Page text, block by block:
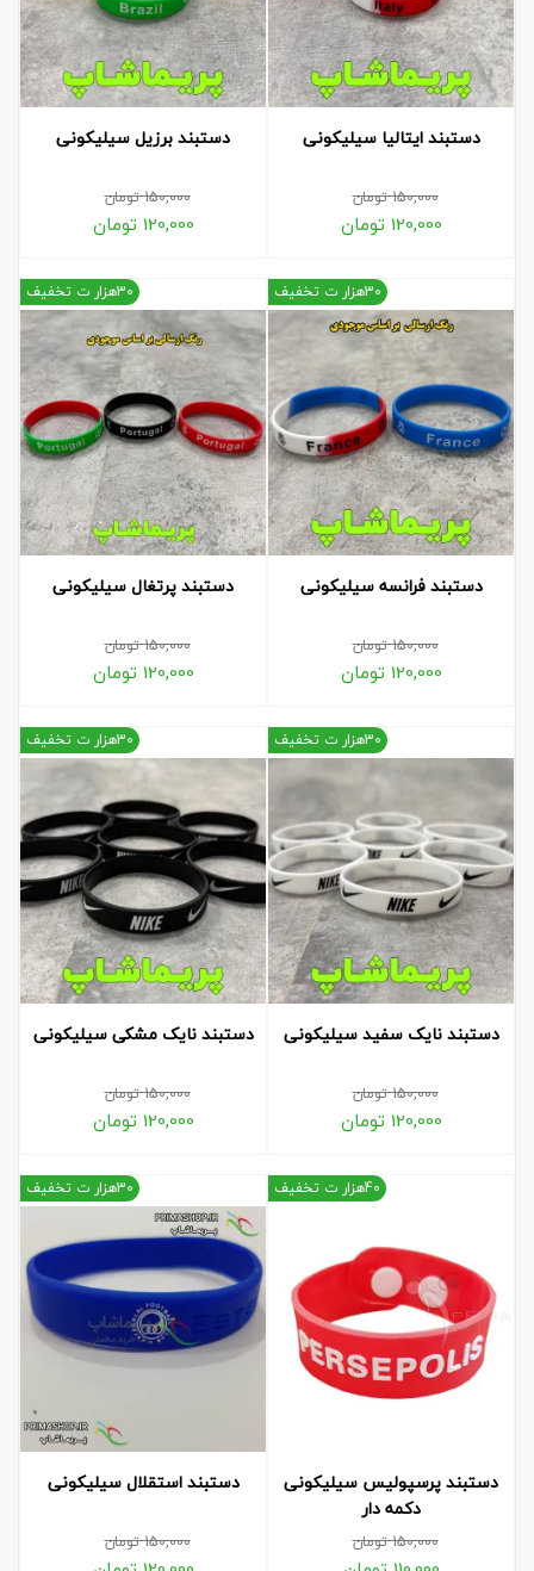
دستبند ایتالیا سیلیکونی
150,000تومان
120,000 تومان
دستبند برزیل سیلیکونی
150,000تومان
120,000 تومان
دستبند فرانسه سیلیکونی
150,000تومان
120,000 تومان
30هزار ت تخفیف
دستبند پرتغال سیلیکونی
150,000تومان
120,000 تومان
30هزار ت تخفیف
دستبند نایک سفید سیلیکونی
150,000تومان
120,000 تومان
30هزار ت تخفیف
دستبند نایک مشکی سیلیکونی
150,000تومان
120,000 تومان
30هزار ت تخفیف
دستبند پرسپولیس سیلیکونی
دکمه دار
150,000تومان
40هزار ت تخفیف
دستبند استقلال سیلیکونی
150,000تومان
30هزار ت تخفیف